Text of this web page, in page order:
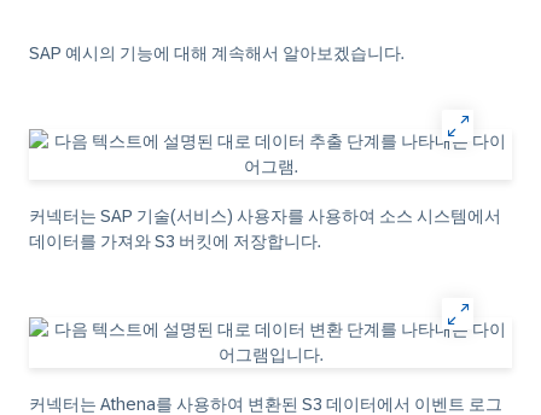
SAP 예시의 기능에 대해 계속해서 알아보겠습니다.
커넥터는 SAP 기술(서비스) 사용자를 사용하여 소스 시스템에서
데이터를 가져와 S3 버킷에 저장합니다.
커넥터는 Athena를 사용하여 변환된 S3 데이터에서 이벤트 로그